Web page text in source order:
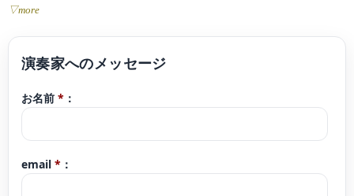
▽more
お名前 * ：
email * ：